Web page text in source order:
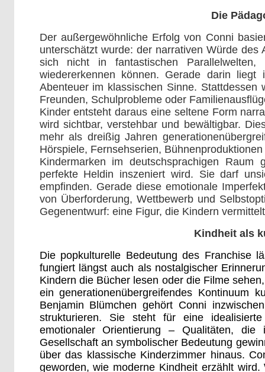
Die
Der außergewöhnliche Erfolg von Conni
unterschätzt wurde: der narrativen Würde
sich nicht in fantastischen
wiedererkennen können. Gerade darin
Abenteuer im klassischen Sinne.
Freunden, Schulprobleme oder
Kinder entsteht daraus eine seltene Form
wird sichtbar, verstehbar und bewältigbar.
mehr als dreißig Jahren
Hörspiele, Fernsehserien,
Kindermarken im deutschsprachigen
perfekte Heldin inszeniert wird. Sie darf
empfinden. Gerade diese emotionale
von Überforderung, Wettbewerb und
Gegenentwurf: eine Figur, die Kindern
Kindheit als
Die popkulturelle Bedeutung des Franchise
fungiert längst auch als nostalgischer
Kindern die Bücher lesen oder die Filme
ein generationenübergreifendes Kontinuum
Benjamin Blümchen gehört Conni
strukturieren. Sie steht für eine
emotionaler Orientierung – Qualitäten, die
Gesellschaft an symbolischer Bedeutung
über das klassische Kinderzimmer hinaus.
geworden, wie moderne Kindheit erzählt